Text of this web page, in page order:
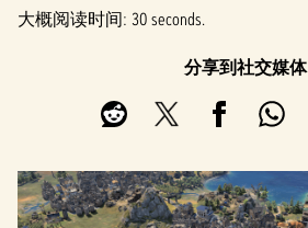
大概阅读时间 30 seconds
分享到社交媒体